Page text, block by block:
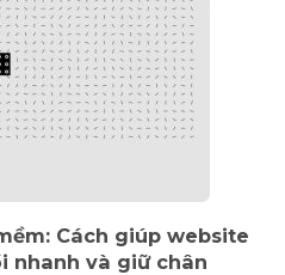
Cách giúp website
nhanh và giữ chân